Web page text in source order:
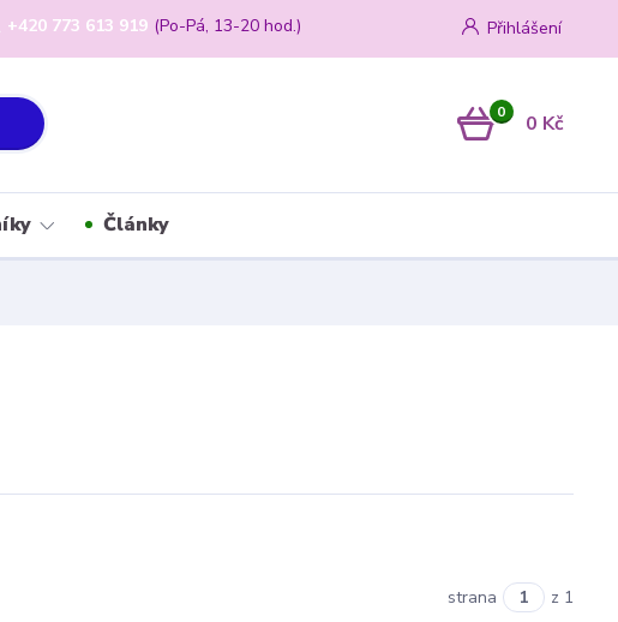
Přihlášení
+420 773 613 919 (Po-Pá, 13-20 hod.)
0 0 Kč
Články
strana z 1